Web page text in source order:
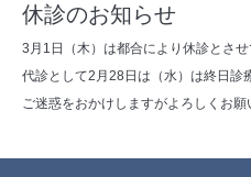
休診のお知らせ
3月1日（木）は都合により休診とさせ
代診として2月28日は（水）は終日診
ご迷惑をおかけしますがよろしくお願